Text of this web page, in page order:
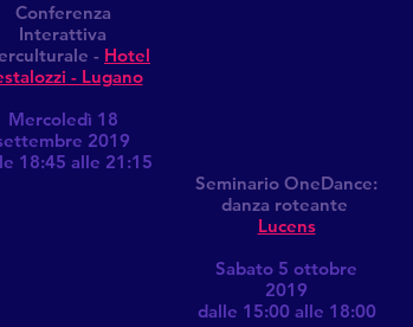
Conferenza
Interattiva
- Hotel
- Lugano
Mercoledì 18
2019
18:45 alle 21:15
Seminario OneDance:
danza roteante
Lucens
Sabato 5 ottobre
2019
dalle 15:00 alle 18:00